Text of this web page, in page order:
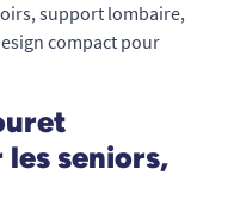
support lombaire,
compact pour
seniors,